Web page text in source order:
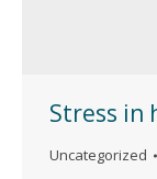
Stress in
Uncategorized